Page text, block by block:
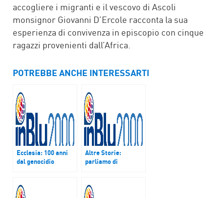
accogliere i migranti e il vescovo di Ascoli
monsignor Giovanni D’Ercole racconta la sua
esperienza di convivenza in episcopio con cinque
ragazzi provenienti dall’Africa.
POTREBBE ANCHE INTERESSARTI
Ecclesia: 100 anni
dal genocidio
Altre Storie:
parliamo di